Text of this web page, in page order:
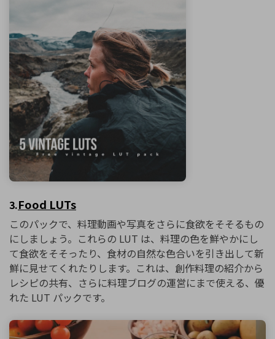
3.Food LUTs
このパックで、料理動画や写真をさらに食欲をそそるもの
にしましょう。これらの LUT は、料理の色を鮮やかにし
て食欲をそそったり、食材の自然な色合いを引き出して新
鮮に見せてくれたりします。これは、創作料理の紹介から
レシピの共有、さらに料理ブログの運営にまで使える、優
れた LUT パックです。